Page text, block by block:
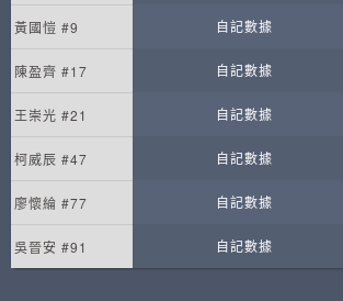
黃國愷 #9 自記數據
陳盈齊 #17 自記數據
王崇光 #21 自記數據
柯威辰 #47 自記數據
廖懷綸 #77 自記數據
吳晉安 #91 自記數據